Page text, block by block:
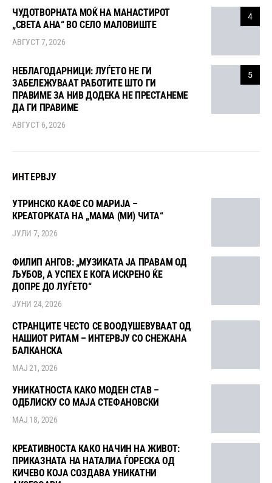
4
ЧУДОТВОРНАТА МОЌ НА МАНАСТИРОТ
„СВЕТА АНА“ ВО СЕЛО МАЛОВИШТЕ
АВГУСТ 7, 2026
5
НЕБЛАГОДАРНИЦИ: ЛУЃЕТО НЕ ГИ
ЗАБЕЛЕЖУВААТ РАБОТИТЕ ШТО ГИ
ПРАВИМЕ ЗА НИВ ДОДЕКА НЕ ПРЕСТАНЕМЕ
ДА ГИ ПРАВИМЕ
АВГУСТ 6, 2026
ИНТЕРВЈУ
УТРИНСКО КАФЕ СО МАРИЈА –
КРЕАТОРКАТА НА „МАМА (МИ) ЧИТА“
ЈУЛИ 7, 2026
ФИЛИП АНГОВ: „МУЗИКАТА ЈА ПРАВАМ ОД
ЉУБОВ, А УСПЕХ Е КОГА ИСКРЕНО ЌЕ
ДОПРЕ ДО ЛУЃЕТО“
ЈУНИ 24, 2026
СТРАНЦИТЕ ЧЕСТО СЕ ВООДУШЕВУВААТ ОД
НАШИОТ РИТАМ – ИНТЕРВЈУ СО СНЕЖАНА
БАЛКАНСКА
МАЈ 21, 2026
УНИКАТНОСТА КАКО МОДЕН СТАВ –
ОДБЛИСКУ СО МАЈА СТЕФАНОВСКИ
МАЈ 18, 2026
КРЕАТИВНОСТА КАКО НАЧИН НА ЖИВОТ:
ПРИКАЗНАТА НА НАТАЛИА ЃОРЕСКА ОД
КИЧЕВО КОЈА СОЗДАВА УНИКАТНИ